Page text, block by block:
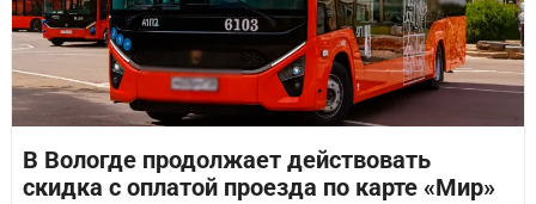
В Вологде продолжает действовать
скидка с оплатой проезда по карте «Мир»